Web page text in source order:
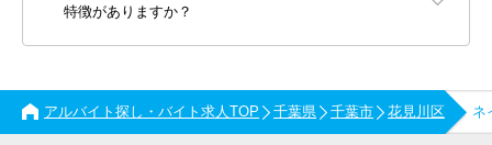
特徴がありますか？
アルバイト探し・バイト求人TOP 千葉県 千葉市 花見川区 ネ